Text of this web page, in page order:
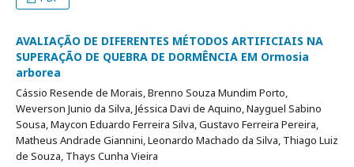
AVALIAÇÃO DE DIFERENTES MÉTODOS ARTIFICIAIS NA
SUPERAÇÃO DE QUEBRA DE DORMÊNCIA EM Ormosia
arborea
Cássio Resende de Morais, Brenno Souza Mundim Porto,
Weverson Junio da Silva, Jéssica Davi de Aquino, Nayguel Sabino
Sousa, Maycon Eduardo Ferreira Silva, Gustavo Ferreira Pereira,
Matheus Andrade Giannini, Leonardo Machado da Silva, Thiago Luiz
de Souza, Thays Cunha Vieira